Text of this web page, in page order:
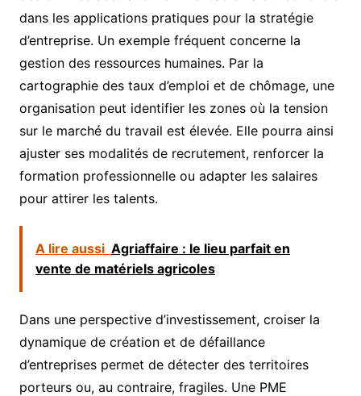
dans les applications pratiques pour la stratégie
d’entreprise. Un exemple fréquent concerne la
gestion des ressources humaines. Par la
cartographie des taux d’emploi et de chômage, une
organisation peut identifier les zones où la tension
sur le marché du travail est élevée. Elle pourra ainsi
ajuster ses modalités de recrutement, renforcer la
formation professionnelle ou adapter les salaires
pour attirer les talents.
A lire aussi Agriaffaire : le lieu parfait en
vente de matériels agricoles
Dans une perspective d’investissement, croiser la
dynamique de création et de défaillance
d’entreprises permet de détecter des territoires
porteurs ou, au contraire, fragiles. Une PME